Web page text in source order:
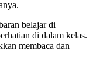
belajar di
di dalam kelas.
membaca dan